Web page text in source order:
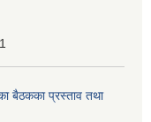
बैठकका प्रस्ताव तथा